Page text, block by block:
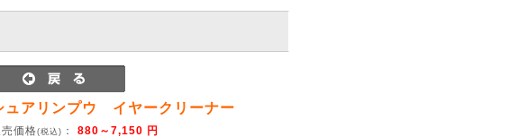
ュアリンプウ イヤークリーナー
価格(税込) ： 880～7,150 円